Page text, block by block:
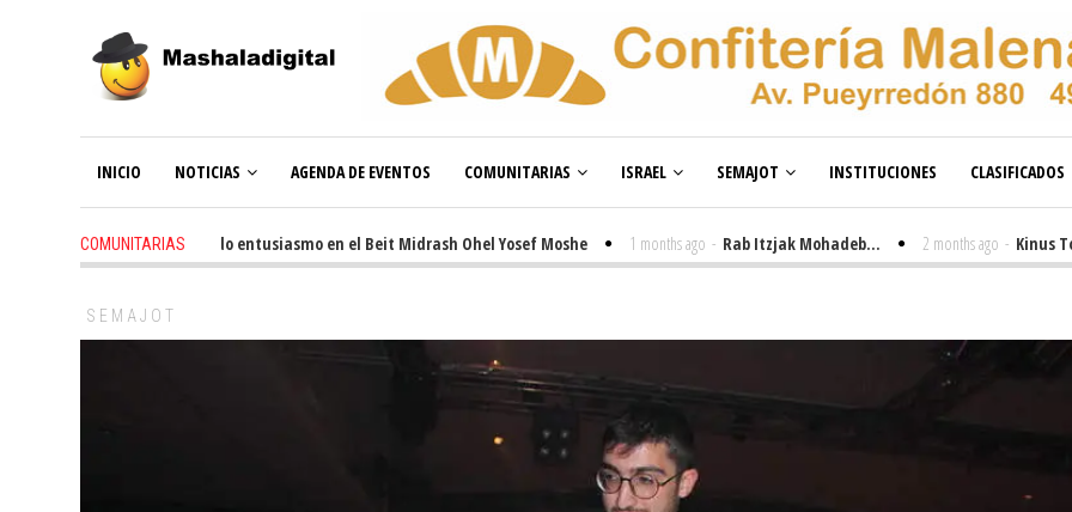
INICIO NOTICIAS AGENDA DE EVENTOS COMUNITARIAS ISRAEL SEMAJOT INSTITUCIONES CLASIFICADOS
COMUNITARIAS
3 weeks ago - Renovado entusiasmo en el Beit Midrash Ohel Yosef Moshe 1 months ago - Rab Itzjak Mohadeb... 2 months ago - Kinus Toire
SEMAJOT